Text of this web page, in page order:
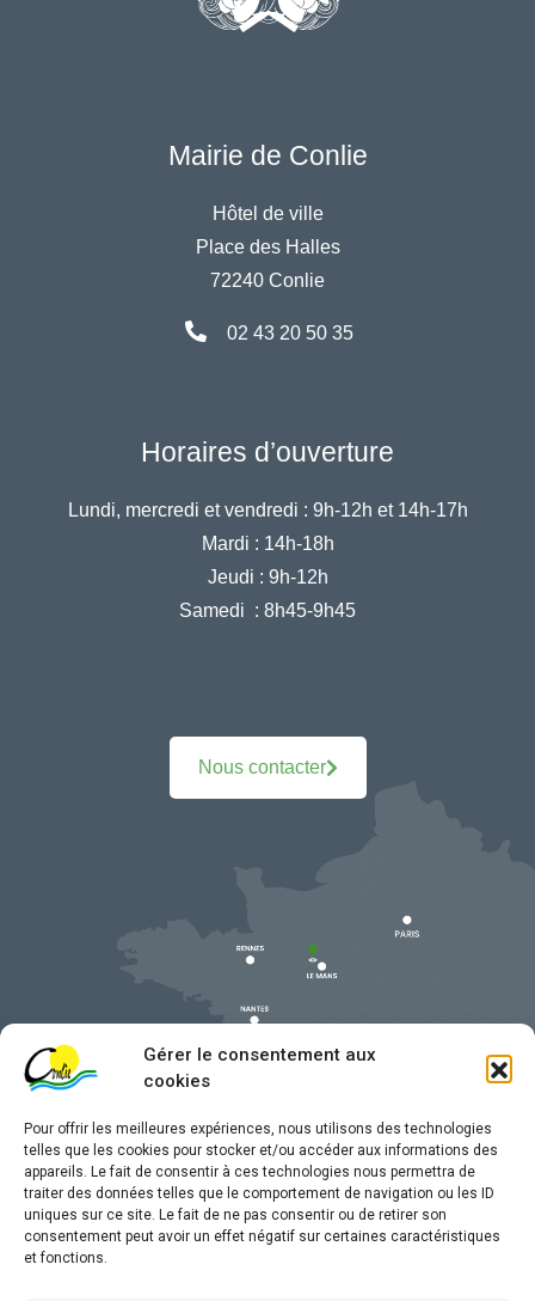
Gérer le consentement aux
cookies
Pour offrir les meilleures expériences, nous utilisons des technologies
telles que les cookies pour stocker et/ou accéder aux informations des
appareils. Le fait de consentir à ces technologies nous permettra de
traiter des données telles que le comportement de navigation ou les ID
uniques sur ce site. Le fait de ne pas consentir ou de retirer son
consentement peut avoir un effet négatif sur certaines caractéristiques
et fonctions.
Mairie de Conlie
Hôtel de ville
Place des Halles
72240 Conlie
02 43 20 50 35
Horaires d’ouverture
Lundi, mercredi et vendredi : 9h-12h et 14h-17h
Mardi : 14h-18h
Jeudi : 9h-12h
Samedi : 8h45-9h45
Nous contacter
Mentions légales